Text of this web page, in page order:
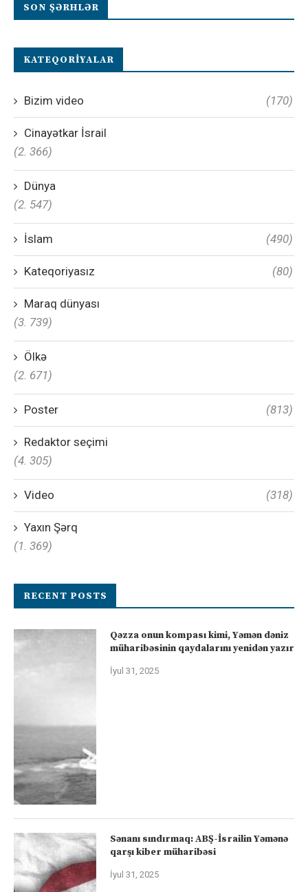
SON ŞƏRHLƏR
KATEQORIYALAR
Bizim video (170)
Cinayətkar İsrail
(2. 366)
Dünya
(2. 547)
İslam (490)
Kateqoriyasız (80)
Maraq dünyası
(3. 739)
Ölkə
(2. 671)
Poster (813)
Redaktor seçimi
(4. 305)
Video (318)
Yaxın Şərq
(1. 369)
RECENT POSTS
Qəzza onun kompası kimi, Yəmən dəniz
müharibəsinin qaydalarını yenidən yazır
İyul 31, 2025
Sənanı sındırmaq: ABŞ-İsrailin Yəmənə
qarşı kiber müharibəsi
İyul 31, 2025